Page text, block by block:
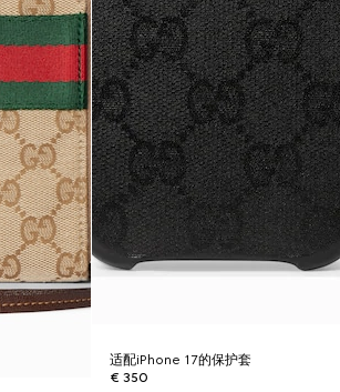
适配iPhone 17的保护套
€ 350